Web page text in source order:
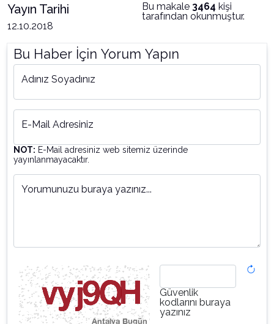
Yayın Tarihi
12.10.2018
Bu makale 3464 kişi
tarafından okunmuştur.
Bu Haber İçin Yorum Yapın
Adınız Soyadınız
E-Mail Adresiniz
NOT: E-Mail adresiniz web sitemiz üzerinde
yayınlanmayacaktır.
Yorumunuzu buraya yazınız...
Güvenlik
kodlarını buraya
yazınız